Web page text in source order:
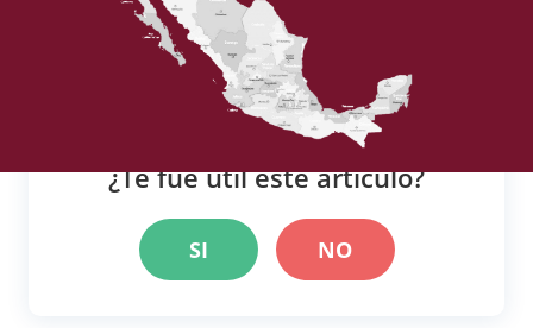
¿Te fue útil este artículo?
SI NO